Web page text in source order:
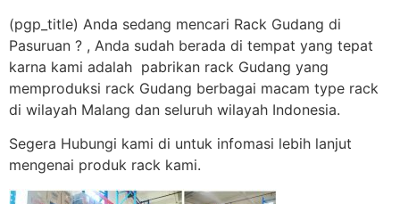
(pgp_title) Anda sedang mencari Rack Gudang di
Pasuruan ? , Anda sudah berada di tempat yang tepat
karna kami adalah pabrikan rack Gudang yang
memproduksi rack Gudang berbagai macam type rack
di wilayah Malang dan seluruh wilayah Indonesia.
Segera Hubungi kami di untuk infomasi lebih lanjut
mengenai produk rack kami.